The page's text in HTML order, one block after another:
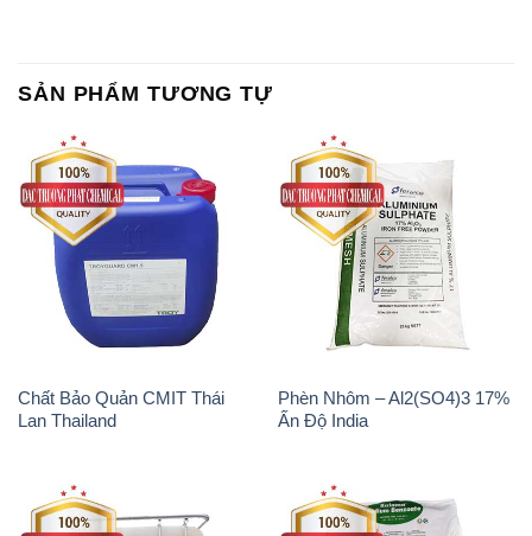
SẢN PHẨM TƯƠNG TỰ
Chất Bảo Quản CMIT Thái
Lan Thailand
Phèn Nhôm – Al2(SO4)3 17%
Ấn Độ India